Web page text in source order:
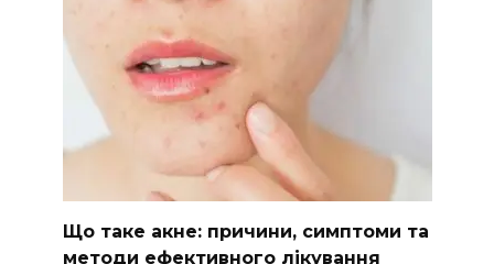
Що таке акне: причини, симптоми та
методи ефективного лікування